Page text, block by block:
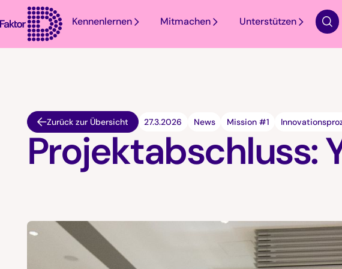
Kennenlernen Mitmachen Unterstützen
Zurück zur Übersicht 27.3.2026 News Mission #1
Projektabschluss: